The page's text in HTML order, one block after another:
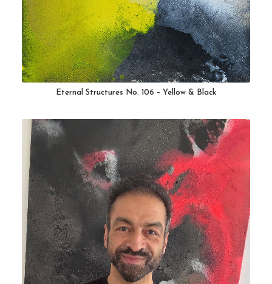
Eternal Structures No. 106 – Yellow & Black